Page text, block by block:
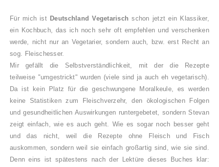
Für mich ist Deutschland Vegetarisch schon jetzt ein Klassiker,
ein Kochbuch, das ich noch sehr oft empfehlen und verschenken
werde, nicht nur an Vegetarier, sondern auch, bzw. erst Recht an
sog. Fleischesser.
Mir gefällt die Selbstverständlichkeit, mit der die Rezepte
teilweise "umgestrickt" wurden (viele sind ja auch eh vegetarisch).
Da ist kein Platz für die geschwungene Moralkeule, es werden
keine Statistiken zum Fleischverzehr, den ökologischen Folgen
und gesundheitlichen Auswirkungen runtergebetet, sondern Stevan
zeigt einfach, wie es auch geht. Wie es sogar noch besser geht
und das nicht, weil die Rezepte ohne Fleisch und Fisch
auskommen, sondern weil sie einfach großartig sind, wie sie sind.
Denn eins ist spätestens nach der Lektüre dieses Buches klar: